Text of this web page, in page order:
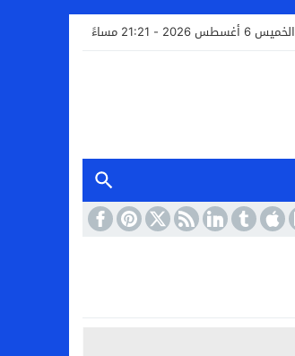
الخميس 6 أغسطس 2026 - 21:21 مساءً